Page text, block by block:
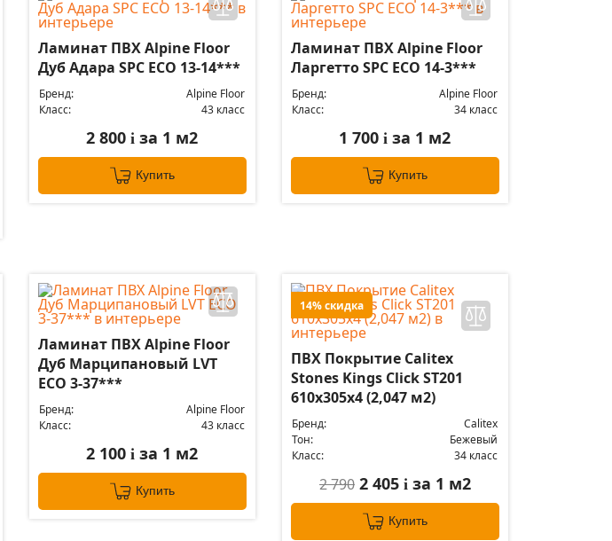
Ламинат ПВХ Alpine Floor
Дуб Адара SPC ECO 13-14***
Бренд:
Alpine Floor
Класс:
43 класс
2 800i за 1 м2
Купить
Ламинат ПВХ Alpine Floor
Ларгетто SPC ЕСО 14-3***
Бренд:
Alpine Floor
Класс:
34 класс
1 700i за 1 м2
Купить
Ламинат ПВХ Alpine Floor
Дуб Марципановый LVT
ЕСО 3-37***
Бренд:
Alpine Floor
Класс:
43 класс
2 100i за 1 м2
Купить
14% скидка
ПВХ Покрытие Calitex
Stones Kings Click ST201
610x305x4 (2,047 м2)
Бренд:
Calitex
Тон:
Бежевый
Класс:
34 класс
2 790 2 405 iза 1 м2
Купить